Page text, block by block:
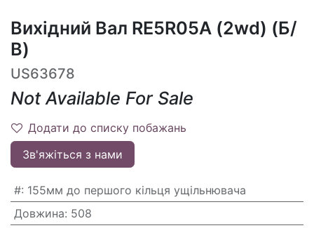
Вихідний Вал RE5R05A (2wd) (Б/
В)
US63678
Not Available For Sale
Додати до списку побажань
Зв'яжіться з нами
#: 155мм до першого кільця ущільнювача
Довжина: 508